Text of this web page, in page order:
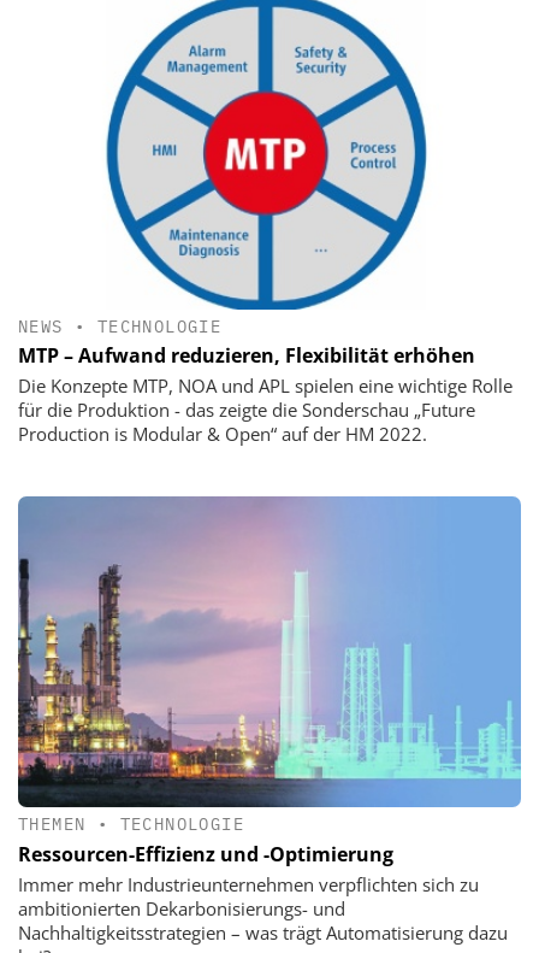
NEWS • TECHNOLOGIE
MTP – Aufwand reduzieren, Flexibilität erhöhen
Die Konzepte MTP, NOA und APL spielen eine wichtige Rolle
für die Produktion - das zeigte die Sonderschau „Future
Production is Modular & Open“ auf der HM 2022.
THEMEN • TECHNOLOGIE
Ressourcen-Effizienz und -Optimierung
Immer mehr Industrieunternehmen verpflichten sich zu
ambitionierten Dekarbonisierungs- und
Nachhaltigkeitsstrategien – was trägt Automatisierung dazu